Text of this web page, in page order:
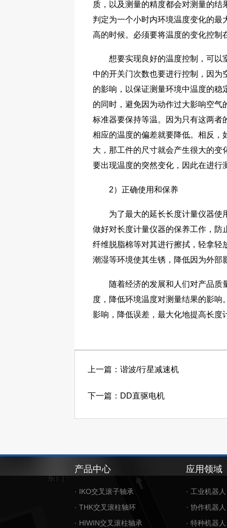
质，以及测量的精度都会对测量的
判定为一个小时内环境温度变化的
高的时候。必须要将温度的变化控制
想要实现良好的温度控制，可以室
中的开关门次数也要进行控制，因为
的影响，以保证测量环境中温度的
的同时，避免因为动作过大影响空
标准器要保持等温。因为只有这两者
相应的温度的偏差就要降低。相反，
大，那工件的尺寸就会产生很大的
要出现温度的突然变化，因此在进行
2）正确使用和保养
为了最大的延长长度计量仪器使用
做好对长度计量仪器的保养工作，防
纤维脱脂棉等对其进行擦拭，轻拿轻
潮湿等环境使其生锈，降低因为外部
随着经济的发展和人们对产品质量
度，降低环境温度对测量结果的影
影响，降低误差，最大化地提高长度
上一篇：谐波/行星减速机
下一篇：DD直驱电机
产品中心
· IKO交叉滚子轴承
· THK交叉滚柱轴环
· HIWIN交叉滚柱轴承
应用领域
· 工业机器人
· 协作机器人
· 特种机器人